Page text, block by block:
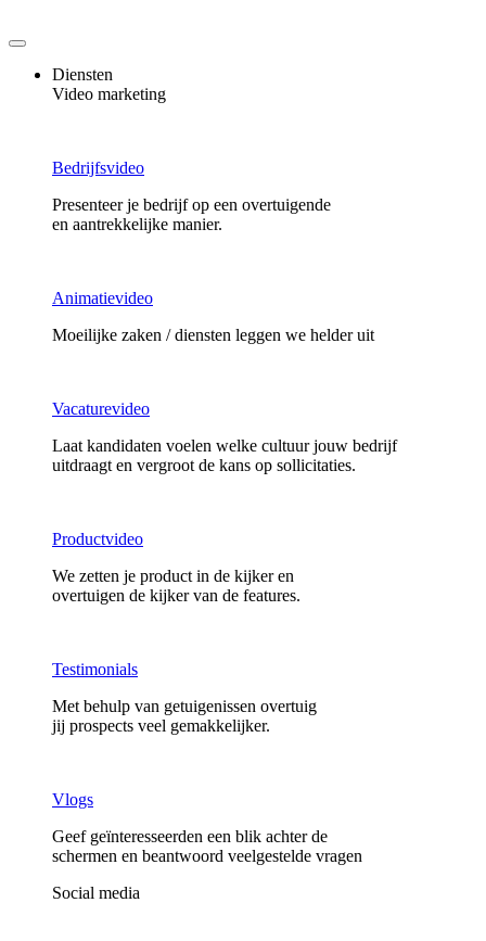
naar
inhoudDiensten
Video marketing
Bedrijfsvideo
Presenteer je bedrijf op een overtuigende
en aantrekkelijke manier.
Animatievideo
Moeilijke zaken / diensten leggen we helder uit
Vacaturevideo
Laat kandidaten voelen welke cultuur jouw bedrijf
uitdraagt en vergroot de kans op sollicitaties.
Productvideo
We zetten je product in de kijker en
overtuigen de kijker van de features.
Testimonials
Met behulp van getuigenissen overtuig
jij prospects veel gemakkelijker.
Vlogs
Geef geïnteresseerden een blik achter de
schermen en beantwoord veelgestelde vragen
Social media